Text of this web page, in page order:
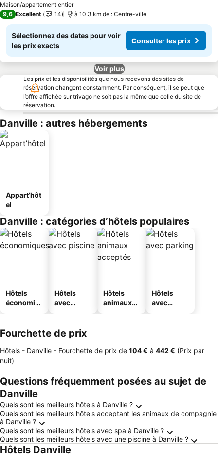
Maison/appartement entier
Consulter les prix
9,6 Excellent 14 à 10.3 km de : Centre-ville
Sélectionnez des dates pour voir
les prix exacts
Consulter les prix
Voir plus
Les prix et les disponibilités que nous recevons des sites de
réservation changent constamment. Par conséquent, il se peut que
l’offre affichée sur trivago ne soit pas la même que celle du site de
réservation.
Danville : autres hébergements
Appart’hôt
el
Danville : catégories d’hôtels populaires
Hôtels
économiq
Hôtels
avec
Hôtels
animaux
Hôtels
avec
Fourchette de prix
Hôtels - Danville - Fourchette de prix de ‎104 € à ‎442 € (Prix par
nuit)
Questions fréquemment posées au sujet de
Danville
Quels sont les meilleurs hôtels à Danville ?
Quels sont les meilleurs hôtels acceptant les animaux de compagnie
à Danville ?
Quels sont les meilleurs hôtels avec spa à Danville ?
Quels sont les meilleurs hôtels avec une piscine à Danville ?
Hôtels Danville